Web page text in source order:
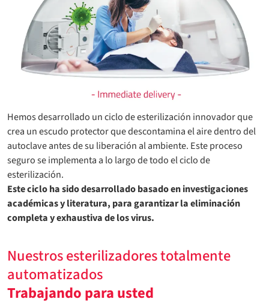
Hemos desarrollado un ciclo de esterilización innovador que
crea un escudo protector que descontamina el aire dentro del
autoclave antes de su liberación al ambiente. Este proceso
seguro se implementa a lo largo de todo el ciclo de
esterilización.
Este ciclo ha sido desarrollado basado en investigaciones
académicas y literatura, para garantizar la eliminación
completa y exhaustiva de los virus.
Nuestros esterilizadores totalmente
automatizados
Trabajando para usted